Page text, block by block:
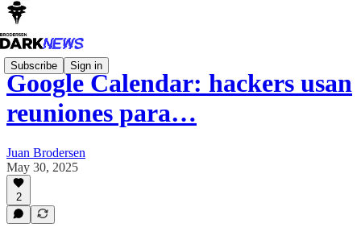
Subscribe Sign in
Google Calendar: hackers usan
reuniones para…
Juan Brodersen
May 30, 2025
2